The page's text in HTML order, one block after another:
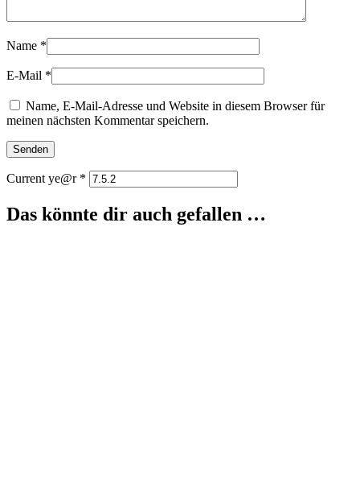
Name *
E-Mail *
Name, E-Mail-Adresse und Website in diesem Browser für
meinen nächsten Kommentar speichern.
Current ye@r *
Das könnte dir auch gefallen …